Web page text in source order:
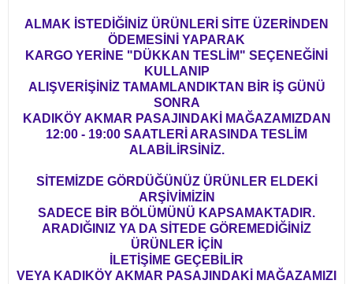
ALMAK İSTEDİĞİNİZ ÜRÜNLERİ SİTE ÜZERİNDEN
ÖDEMESİNİ YAPARAK
KARGO YERİNE "DÜKKAN TESLİM" SEÇENEĞİNİ
KULLANIP
ALIŞVERİŞİNİZ TAMAMLANDIKTAN BİR İŞ GÜNÜ
SONRA
KADIKÖY AKMAR PASAJINDAKİ MAĞAZAMIZDAN
12:00 - 19:00 SAATLERİ ARASINDA TESLİM
ALABİLİRSİNİZ.
SİTEMİZDE GÖRDÜĞÜNÜZ ÜRÜNLER ELDEKİ
ARŞİVİMİZİN
SADECE BİR BÖLÜMÜNÜ KAPSAMAKTADIR.
ARADIĞINIZ YA DA SİTEDE GÖREMEDİĞİNİZ
ÜRÜNLER İÇİN
İLETİŞİME GEÇEBİLİR
VEYA KADIKÖY AKMAR PASAJINDAKİ MAĞAZAMIZI